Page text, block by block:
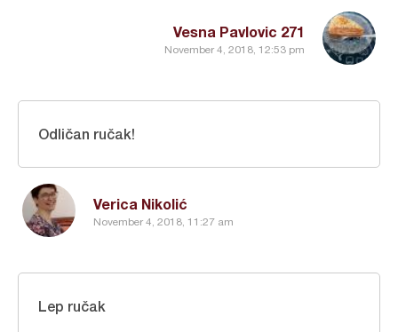
Vesna Pavlovic 271
November 4, 2018, 12:53 pm
Verica Nikolić
November 4, 2018, 11:27 am
Odličan ručak!
Lep ručak